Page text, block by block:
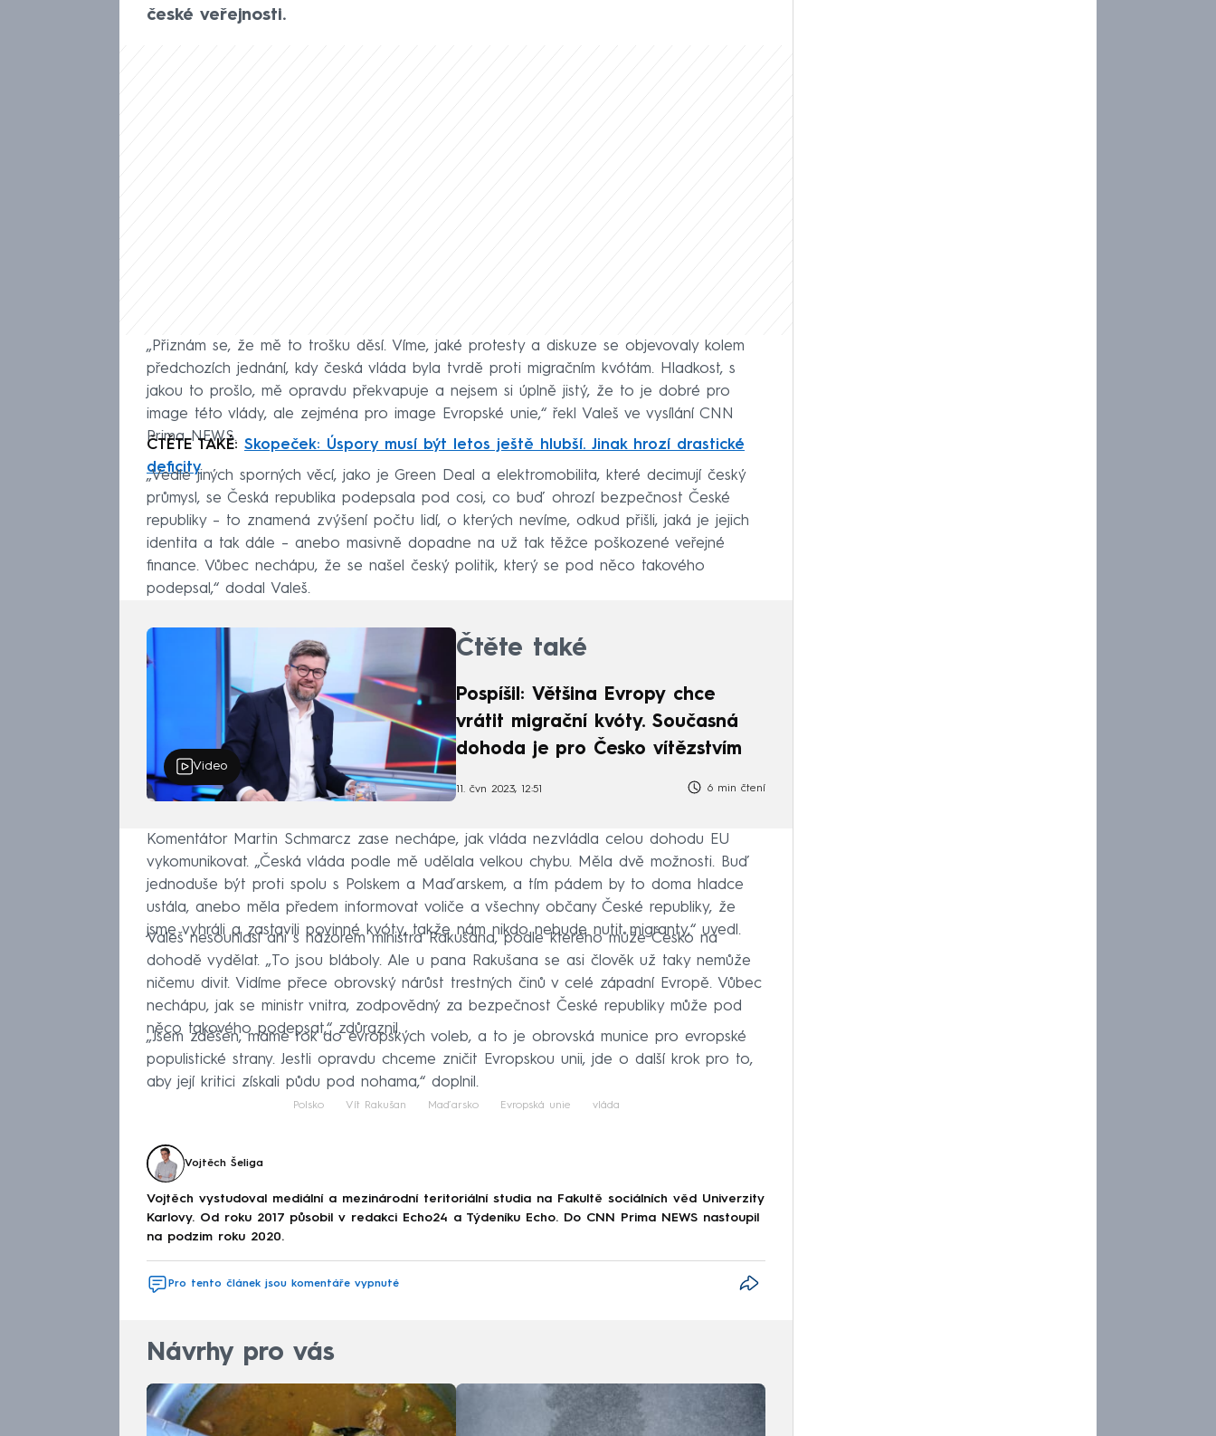
české veřejnosti.
„Přiznám se, že mě to trošku děsí. Víme, jaké protesty a diskuze se objevovaly kolem
předchozích jednání, kdy česká vláda byla tvrdě proti migračním kvótám. Hladkost, s
jakou to prošlo, mě opravdu překvapuje a nejsem si úplně jistý, že to je dobré pro
image této vlády, ale zejména pro image Evropské unie,“ řekl Valeš ve vysílání CNN
Prima NEWS.
ČTĚTE TAKÉ: Skopeček: Úspory musí být letos ještě hlubší. Jinak hrozí drastické
deficity
„Vedle jiných sporných věcí, jako je Green Deal a elektromobilita, které decimují český
průmysl, se Česká republika podepsala pod cosi, co buď ohrozí bezpečnost České
republiky – to znamená zvýšení počtu lidí, o kterých nevíme, odkud přišli, jaká je jejich
identita a tak dále – anebo masivně dopadne na už tak těžce poškozené veřejné
finance. Vůbec nechápu, že se našel český politik, který se pod něco takového
podepsal,“ dodal Valeš.
Video
Čtěte také
Pospíšil: Většina Evropy chce
vrátit migrační kvóty. Současná
dohoda je pro Česko vítězstvím
11. čvn 2023, 12:51 6 min čtení
Komentátor Martin Schmarcz zase nechápe, jak vláda nezvládla celou dohodu EU
vykomunikovat. „Česká vláda podle mě udělala velkou chybu. Měla dvě možnosti. Buď
jednoduše být proti spolu s Polskem a Maďarskem, a tím pádem by to doma hladce
ustála, anebo měla předem informovat voliče a všechny občany České republiky, že
jsme vyhráli a zastavili povinné kvóty, takže nám nikdo nebude nutit migranty,“ uvedl.
Valeš nesouhlasí ani s názorem ministra Rakušana, podle kterého může Česko na
dohodě vydělat. „To jsou bláboly. Ale u pana Rakušana se asi člověk už taky nemůže
ničemu divit. Vidíme přece obrovský nárůst trestných činů v celé západní Evropě. Vůbec
nechápu, jak se ministr vnitra, zodpovědný za bezpečnost České republiky může pod
něco takového podepsat,“ zdůraznil.
„Jsem zděšen, máme rok do evropských voleb, a to je obrovská munice pro evropské
populistické strany. Jestli opravdu chceme zničit Evropskou unii, jde o další krok pro to,
aby její kritici získali půdu pod nohama,“ doplnil.
Polsko Vít Rakušan Maďarsko Evropská unie vláda
Vojtěch Šeliga
Vojtěch vystudoval mediální a mezinárodní teritoriální studia na Fakultě sociálních věd Univerzity
Karlovy. Od roku 2017 působil v redakci Echo24 a Týdeníku Echo. Do CNN Prima NEWS nastoupil
na podzim roku 2020.
Pro tento článek jsou komentáře vypnuté
Návrhy pro vás